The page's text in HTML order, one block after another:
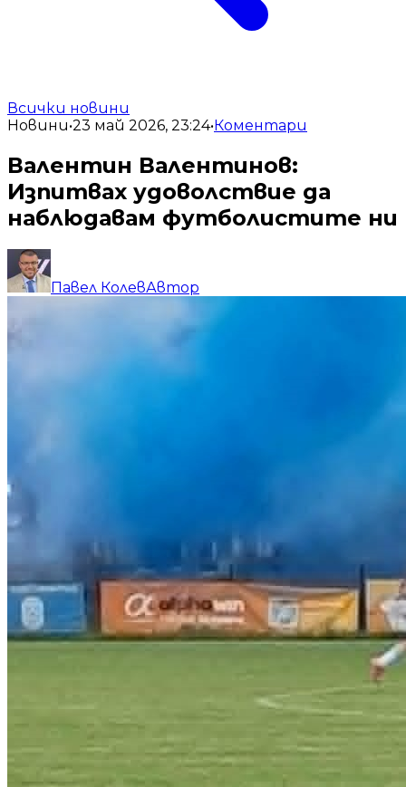
Всички новини
Новини•23 май 2026, 23:24•Коментари
Валентин Валентинов:
Изпитвах удоволствие да
наблюдавам футболистите ни
Павел КолевАвтор